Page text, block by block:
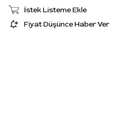
İstek Listeme Ekle
Fiyat Düşünce Haber Ver